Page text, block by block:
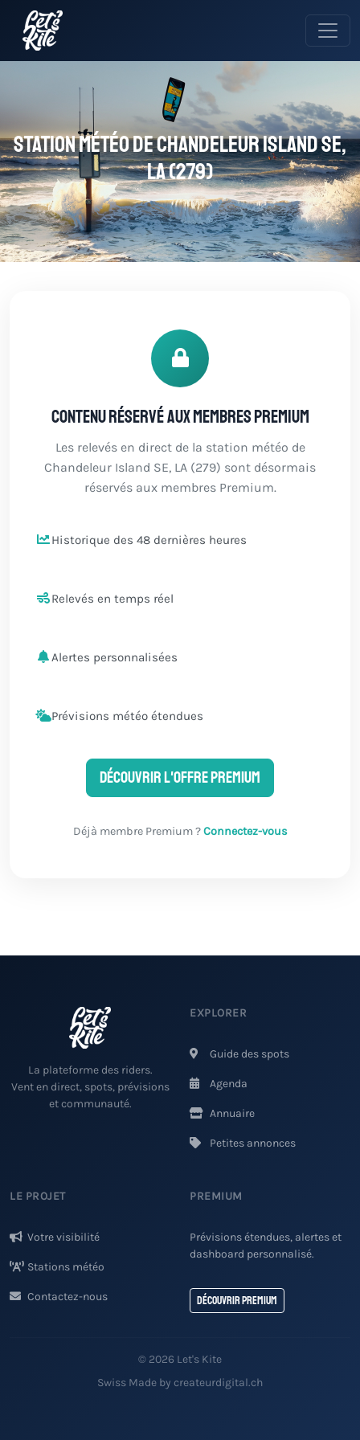
Station météo de Chandeleur Island SE,
LA (279)
Contenu réservé aux membres Premium
Les relevés en direct de la station météo de
Chandeleur Island SE, LA (279) sont désormais
réservés aux membres Premium.
Historique des 48 dernières heures
Relevés en temps réel
Alertes personnalisées
Prévisions météo étendues
Découvrir l'offre Premium
Déjà membre Premium ?Connectez-vous
La plateforme des riders.
Vent en direct, spots, prévisions
et communauté.
EXPLORER
Guide des spots
Agenda
Annuaire
Petites annonces
LE PROJET
Votre visibilité
Stations météo
Contactez-nous
PREMIUM
Prévisions étendues, alertes et
dashboard personnalisé.
Découvrir Premium
© 2026 Let's Kite
Swiss Made by createurdigital.ch